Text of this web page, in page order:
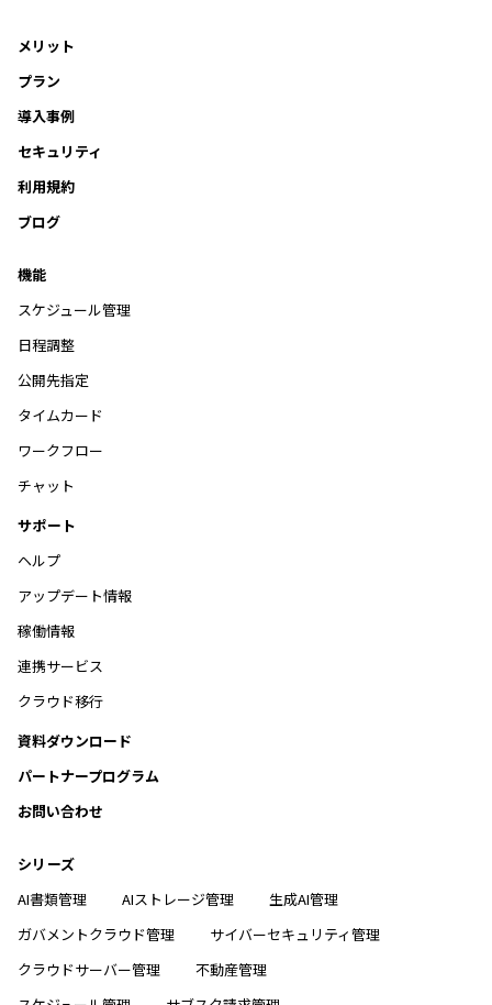
メリット
プラン
導入事例
セキュリティ
利用規約
ブログ
機能
スケジュール管理
日程調整
公開先指定
タイムカード
ワークフロー
チャット
サポート
ヘルプ
アップデート情報
稼働情報
連携サービス
クラウド移行
資料ダウンロード
パートナープログラム
お問い合わせ
シリーズ
AI書類管理
AIストレージ管理
生成AI管理
ガバメントクラウド管理
サイバーセキュリティ管理
クラウドサーバー管理
不動産管理